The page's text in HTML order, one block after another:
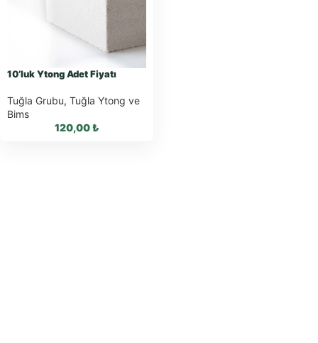
10’luk Ytong Adet Fiyatı
Tuğla Grubu, Tuğla Ytong ve
Bims
120,00₺